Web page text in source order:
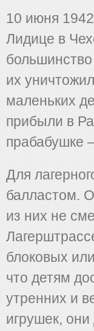
10 июня
Лидице в
их
маленьких
прибыли в
прабабушке
Для
балластом.
из них не
блоковых
что детям
утренних и
игрушек,